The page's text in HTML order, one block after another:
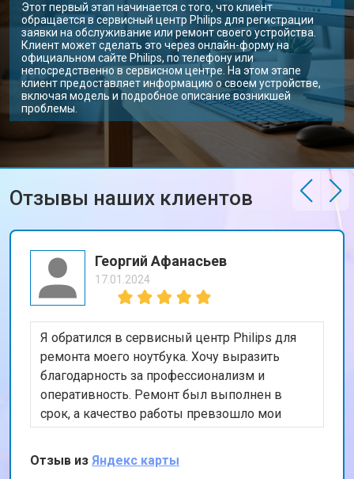
Этот первый этап начинается с того, что клиент
обращается в сервисный центр Philips для регистрации
заявки на обслуживание или ремонт своего устройства.
Клиент может сделать это через онлайн-форму на
официальном сайте Philips, по телефону или
непосредственно в сервисном центре. На этом этапе
клиент предоставляет информацию о своем устройстве,
включая модель и подробное описание возникшей
проблемы.
Отзывы наших клиентов
Георгий Афанасьев
17.01.2024
Я обратился в сервисный центр Philips для
ремонта моего ноутбука. Хочу выразить
благодарность за профессионализм и
оперативность. Ремонт был выполнен в
срок, а качество работы превзошло мои
ожидания. Особенно порадовала гарантия на
проведенные работы. Рекомендую этот
сервис всем, кто ищет надежного
Отзыв из Яндекс карты